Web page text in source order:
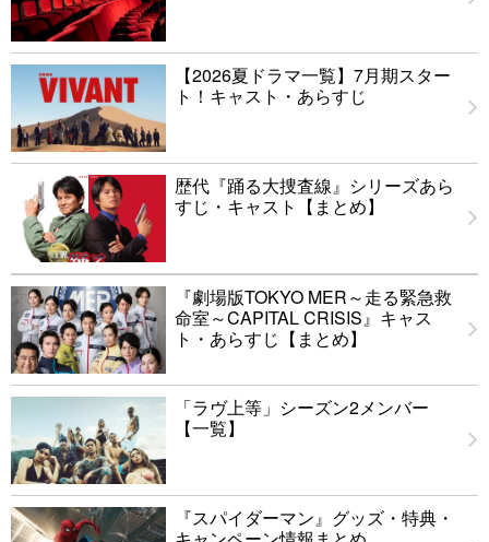
【2026夏ドラマ一覧】7月期スター
ト！キャスト・あらすじ
歴代『踊る大捜査線』シリーズあら
すじ・キャスト【まとめ】
『劇場版TOKYO MER～走る緊急救
命室～CAPITAL CRISIS』キャス
ト・あらすじ【まとめ】
「ラヴ上等」シーズン2メンバー
【一覧】
『スパイダーマン』グッズ・特典・